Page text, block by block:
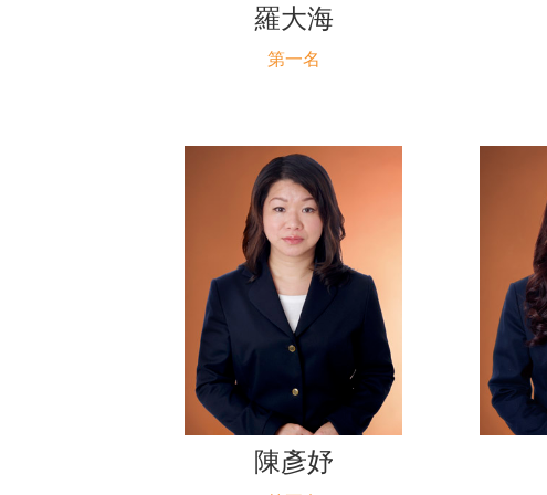
羅大海
第一名
陳彥妤